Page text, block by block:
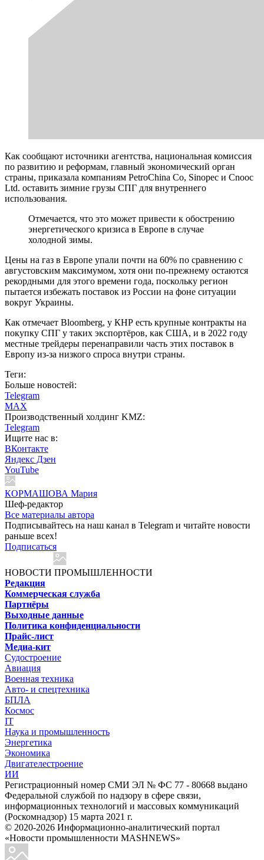
Как сообщают источники агентства, национальная комиссия
по развитию и реформам, главный экономический орган
страны, приказала компаниям PetroChina Co, Sinopec и Cnooc
Ltd. оставить зимние грузы СПГ для внутреннего
использования.
Отмечается, что это может привести к обострению
энергетического кризиса в Европе в случае
холодной зимы.
Цены на газ в Европе упали почти на 60% по сравнению с
августовским максимумом, хотя они по-прежнему остаются
рекордными для этого времени года, поскольку регион
пытается избежать поставок из России на фоне ситуации
вокруг Украины.
Как отмечает Bloomberg, у КНР есть крупные контракты на
покупку СПГ у таких экспортёров, как США, и в 2022 году
местные трейдеры перенаправили часть этих поставок в
Европу из-за низкого спроса внутри страны.
Теги:
Больше новостей:
Telegram
MAX
Производственный холдинг KMZ:
Telegram
Ищите нас в:
ВКонтакте
Яндекс Дзен
YouTube
КОРМАШОВА Мария
Шеф-редактор
Все материалы автора
Подписывайтесь на наш канал в Telegram и читайте новости
раньше всех!
Подписаться
НОВОСТИ ПРОМЫШЛЕННОСТИ
Редакция
Коммерческая служба
Партнёры
Выходные данные
Политика конфиденциальности
Прайс-лист
Медиа-кит
Судостроение
Авиация
Военная техника
Авто- и спецтехника
БПЛА
Космос
IT
Наука и промышленность
Энергетика
Экономика
Двигателестроение
ИИ
Регистрационный номер СМИ ЭЛ № ФС 77 - 80668 выдано
Федеральной службой по надзору в сфере связи,
информационных технологий и массовых коммуникаций
(Роскомнадзор) 15 марта 2021 г.
© 2020-2026 Информационно-аналитический портал
«Новости промышленности MASHNEWS»